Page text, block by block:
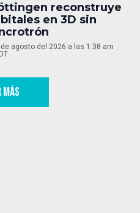
reconstruye
en 3D sin
agosto del 2026 a las 1:38 am
MÁS